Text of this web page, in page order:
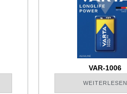
VAR-1006
WEITERLESEN